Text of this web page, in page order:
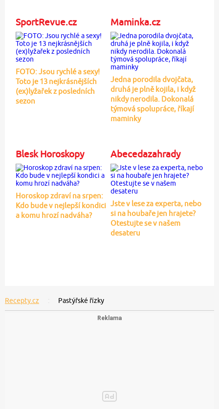
SportRevue.cz
FOTO: Jsou rychlé a sexy!
Toto je 13 nejkrásnějších
(ex)lyžařek z posledních
sezon
Maminka.cz
Jedna porodila dvojčata,
druhá je plně kojila, i když
nikdy nerodila. Dokonalá
týmová spolupráce, říkají
maminky
Blesk Horoskopy
Horoskop zdraví na srpen:
Kdo bude v nejlepší kondici
a komu hrozí nadváha?
Abecedazahrady
Jste v lese za experta, nebo
si na houbaře jen hrajete?
Otestujte se v našem
desateru
Recepty.cz Pastýřské řízky